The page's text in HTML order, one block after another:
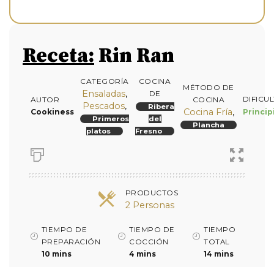
Receta: Rin Ran
AUTOR
Cookiness
CATEGORÍA
Ensaladas,
Pescados,
Primeros
platos
COCINA
DE
Ribera
del
Fresno
MÉTODO DE
COCINA
Cocina Fría,
Plancha
PRODUCTOS
2 Personas
TIEMPO DE
PREPARACIÓN
10 mins
TIEMPO DE
COCCIÓN
4 mins
TIEMPO
TOTAL
14 mins